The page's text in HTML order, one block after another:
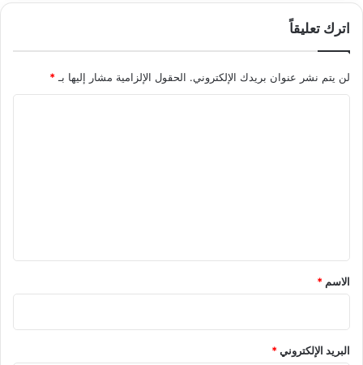
اترك تعليقاً
لن يتم نشر عنوان بريدك الإلكتروني. الحقول الإلزامية مشار إليها بـ*
*
الاسم *
البريد الإلكتروني*